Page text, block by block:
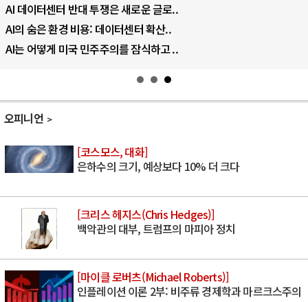
AI 데이터센터 반대 투쟁은 새로운 글로..
AI의 숨은 환경 비용: 데이터센터 확산..
AI는 어떻게 미국 민주주의를 잠식하고 ..
오피니언
[코스모스, 대화]
은하수의 크기, 예상보다 10% 더 크다
[크리스 헤지스(Chris Hedges)]
백악관의 대부, 트럼프의 마피아 정치
[마이클 로버츠(Michael Roberts)]
인플레이션 이론 2부: 비주류 경제학과 마르크스주의